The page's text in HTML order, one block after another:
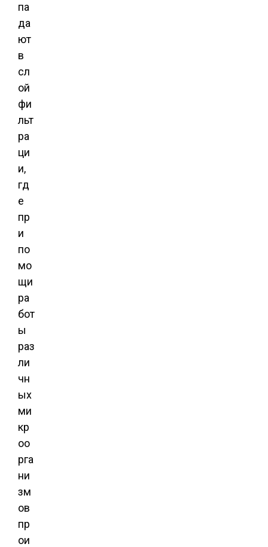
па
да
ют
в
сл
ой
фи
льт
ра
ци
и,
гд
е
пр
и
по
мо
щи
ра
бот
ы
раз
ли
чн
ых
ми
кр
оо
рга
ни
зм
ов
пр
ои